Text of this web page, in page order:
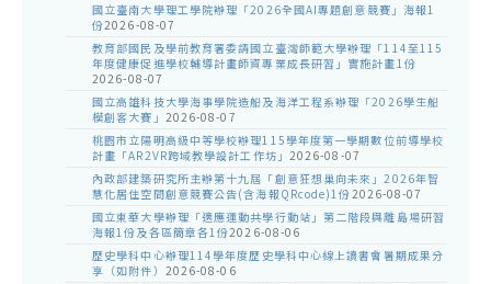
國立臺南大學理工學院辦理「2026全國AI專題創意競賽」海報1
份2026-08-07
教育部國民及學前教育署委請國立臺灣師範大學辦理「114至115
年度健康促進學校輔導計畫師資專業成長研習」實施計畫1份
2026-08-07
國立高雄科技大學海事學院造船及海洋工程系辦理「2026學生船
模創客大賽」 2026-08-07
桃園市立陽明高級中等學校辦理115學年度第一學期數位前導學校
計畫「AR2VR跨域教學設計工作坊」 2026-08-07
內政部建築研究所主辦第十九屆「創意狂想巢向未來」2026年智
慧化居住空間創意競賽公告(含海報QRcode)1份2026-08-07
國立東華大學辦理「適應運動共學行動站」第二階段與離島場研習
海報1份及各區簡章各1份2026-08-06
歷史學科中心辦理114學年度歷史學科中心線上讀書會暑期成果分
享（如附件） 2026-08-06